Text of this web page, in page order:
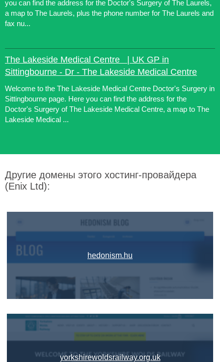
you can find the address for the Doctor's Surgery of The Laurels,
a map to The Laurels, plus the phone number for The Laurels and
fax nu...
The Lakeside Medical Centre | UK GP in
Sittingbourne - Dr - The Lakeside Medical Centre
Welcome to the The Lakeside Medical Centre Doctor's Surgery in
Sittingbourne page. Here you can find the address for the
Doctor's Surgery of The Lakeside Medical Centre, a map to The
Lakeside Medical ...
Другие домены этого хостинг-провайдера
(Enix Ltd):
hedonism.hu
yorkshirewoldsrailway.org.uk